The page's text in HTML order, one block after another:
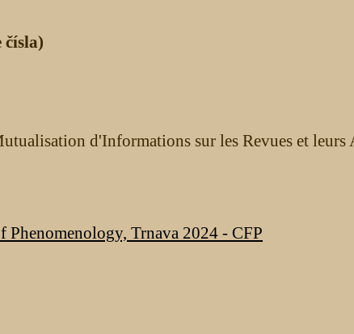
čísla)
d'Informations sur les Revues et leurs
Phenomenology, Trnava 2024 - CFP